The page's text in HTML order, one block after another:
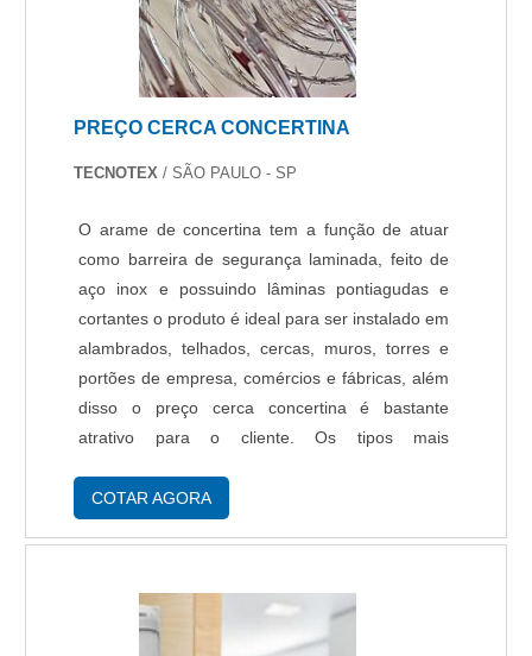
PREÇO CERCA CONCERTINA
TECNOTEX / SÃO PAULO - SP
O arame de concertina tem a função de atuar
como barreira de segurança laminada, feito de
aço inox e possuindo lâminas pontiagudas e
cortantes o produto é ideal para ser instalado em
alambrados, telhados, cercas, muros, torres e
portões de empresa, comércios e fábricas, além
disso o preço cerca concertina é bastante
atrativo para o cliente. Os tipos mais
em alguns modelos, os mais comuns são:
COTAR AGORA